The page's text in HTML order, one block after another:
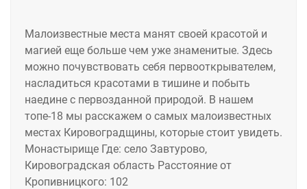
Малоизвестные места манят своей красотой и
магией еще больше чем уже знаменитые. Здесь
можно почувствовать себя первооткрывателем,
насладиться красотами в тишине и побыть
наедине с первозданной природой. В нашем
топе-18 мы расскажем о самых малоизвестных
местах Кировоградщины, которые стоит увидеть.
Монастырище Где: село Завтурово,
Кировоградская область Расстояние от
Кропивницкого: 102